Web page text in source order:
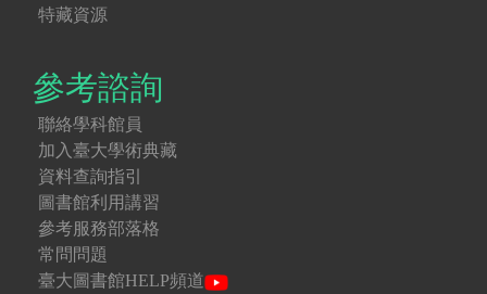
特藏資源
參考諮詢
聯絡學科館員
加入臺大學術典藏
資料查詢指引
圖書館利用講習
參考服務部落格
常問問題
臺大圖書館HELP頻道